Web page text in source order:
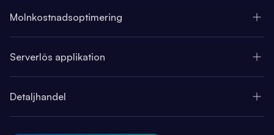
Molnkostnadsoptimering
Serverlös applikation
Detaljhandel